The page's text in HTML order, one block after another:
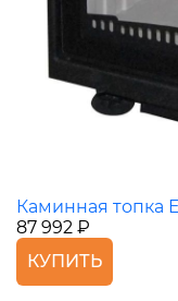
Каминная топка
87 992 ₽
КУПИТЬ